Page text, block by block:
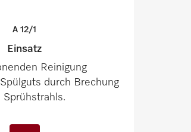
A 12/1
Einsatz
Reinigung
durch Brechung
Sprühstrahls.